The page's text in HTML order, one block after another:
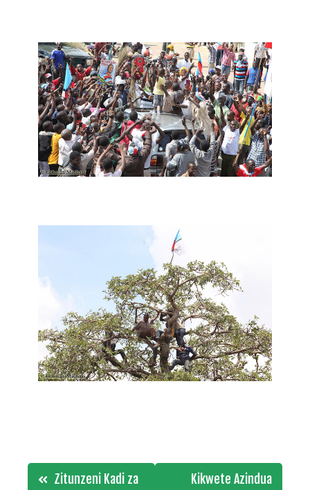
PostZitunzeni Kadi za
Kikwete Azindua